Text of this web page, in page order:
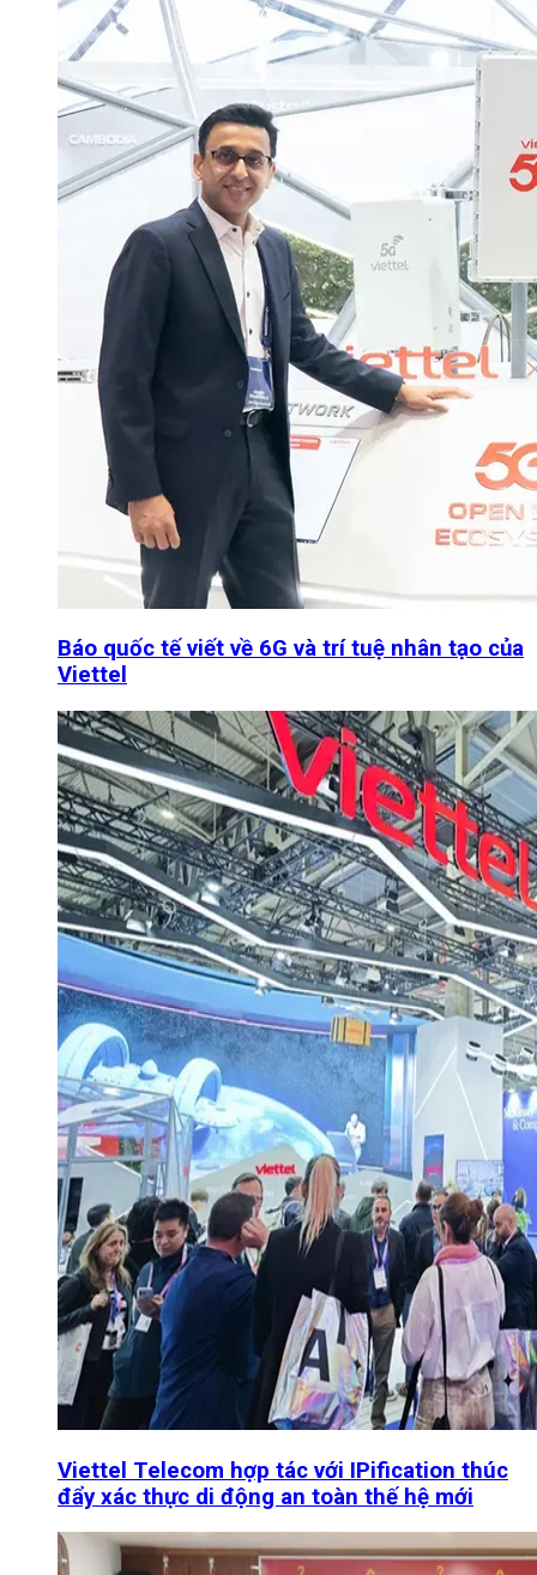
Báo quốc tế viết về 6G và trí tuệ nhân tạo của
Viettel
Viettel Telecom hợp tác với IPification thúc
đẩy xác thực di động an toàn thế hệ mới